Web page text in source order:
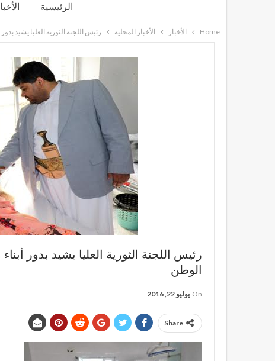
الرئيسية
Home الأخبار الأخبار المحلية رئيس اللجنة الثورية العليا يشيد
رئيس اللجنة الثورية العليا يشيد بدور
الوطن
On يوليو 22, 2016
Share